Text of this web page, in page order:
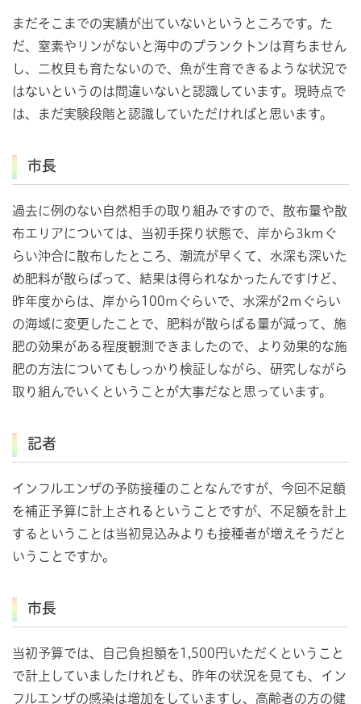
まだそこまでの実績が出ていないというところです。た
だ、窒素やリンがないと海中のプランクトンは育ちません
し、二枚貝も育たないので、魚が生育できるような状況で
はないというのは間違いないと認識しています。現時点で
は、まだ実験段階と認識していただければと思います。
市長
過去に例のない自然相手の取り組みですので、散布量や散
布エリアについては、当初手探り状態で、岸から3kmぐ
らい沖合に散布したところ、潮流が早くて、水深も深いた
め肥料が散らばって、結果は得られなかったんですけど、
昨年度からは、岸から100mぐらいで、水深が2mぐらい
の海域に変更したことで、肥料が散らばる量が減って、施
肥の効果がある程度観測できましたので、より効果的な施
肥の方法についてもしっかり検証しながら、研究しながら
取り組んでいくということが大事だなと思っています。
記者
インフルエンザの予防接種のことなんですが、今回不足額
を補正予算に計上されるということですが、不足額を計上
するということは当初見込みよりも接種者が増えそうだと
いうことですか。
市長
当初予算では、自己負担額を1,500円いただくということ
で計上していましたけれども、昨年の状況を見ても、イン
フルエンザの感染は増加をしていますし、高齢者の方の健